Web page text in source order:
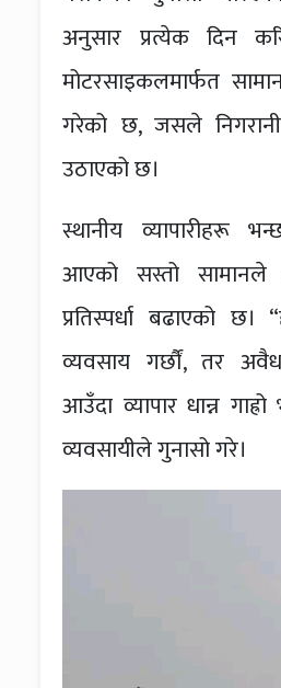
अनुसार प्रत्येक दिन
मोटरसाइकलमार्फत
गरेको छ, जसले निगरानी
उठाएको छ।
स्थानीय व्यापारीहरू
आएको सस्तो सामानले
प्रतिस्पर्धा बढाएको
व्यवसाय गर्छौं, तर
आउँदा व्यापार धान्न
व्यवसायीले गुनासो गरे।